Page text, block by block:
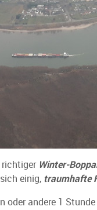
richtiger Winter-
einig, traumhafte
oder andere 1